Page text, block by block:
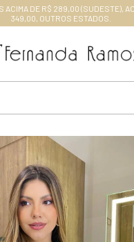
ACIMA DE R$ 289,00 (SUDESTE),
349,00, OUTROS ESTADOS.